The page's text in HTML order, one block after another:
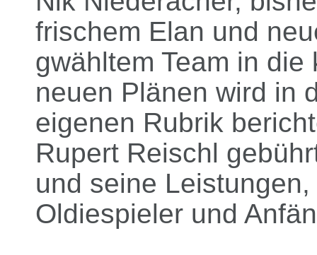
frischem Elan und
gwähltem Team in
neuen Plänen wird in
eigenen Rubrik
Rupert Reischl
und seine
Oldiespieler und